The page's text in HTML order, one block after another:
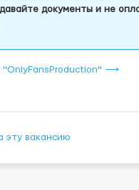
документы и не
"OnlyFansProduction" ⟶
эту вакансию